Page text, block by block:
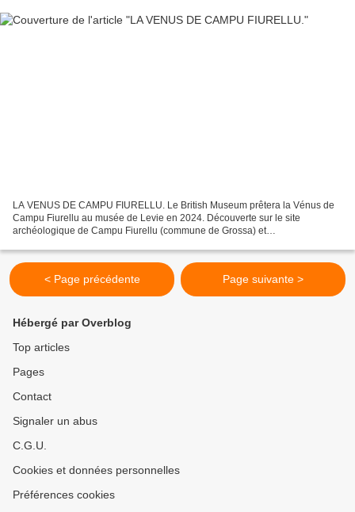
LA VENUS DE CAMPU FIURELLU. Le British Museum prêtera la Vénus de
Campu Fiurellu au musée de Levie en 2024. Découverte sur le site
archéologique de Campu Fiurellu (commune de Grossa) et
< Page précédente Page suivante >
Hébergé par Overblog
Top articles
Pages
Contact
Signaler un abus
C.G.U.
Cookies et données personnelles
Préférences cookies